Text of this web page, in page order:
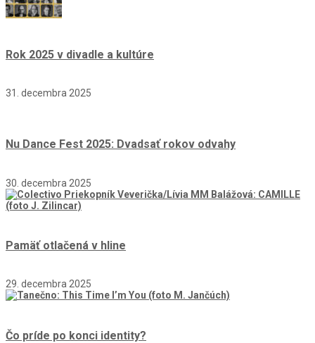
Rok 2025 v divadle a kultúre
31. decembra 2025
Nu Dance Fest 2025: Dvadsať rokov odvahy
30. decembra 2025
Pamäť otlačená v hline
29. decembra 2025
Čo príde po konci identity?